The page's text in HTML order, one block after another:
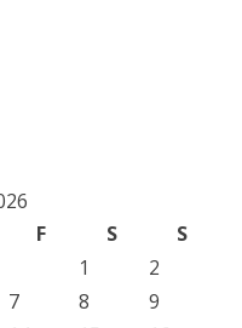
F S
S
1
2
7 8
9